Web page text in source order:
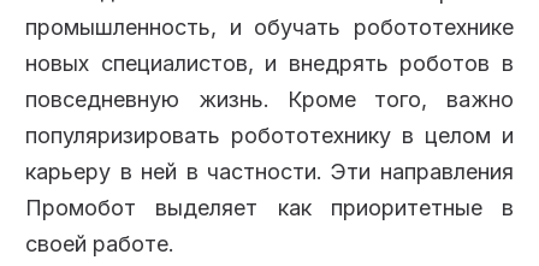
промышленность, и обучать робототехнике
новых специалистов, и внедрять роботов в
повседневную жизнь. Кроме того, важно
популяризировать робототехнику в целом и
карьеру в ней в частности. Эти направления
Промобот выделяет как приоритетные в
своей работе.